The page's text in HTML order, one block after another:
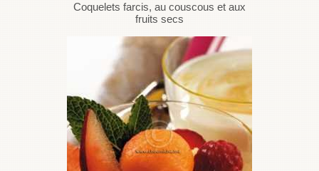
Coquelets farcis, au couscous et aux
fruits secs